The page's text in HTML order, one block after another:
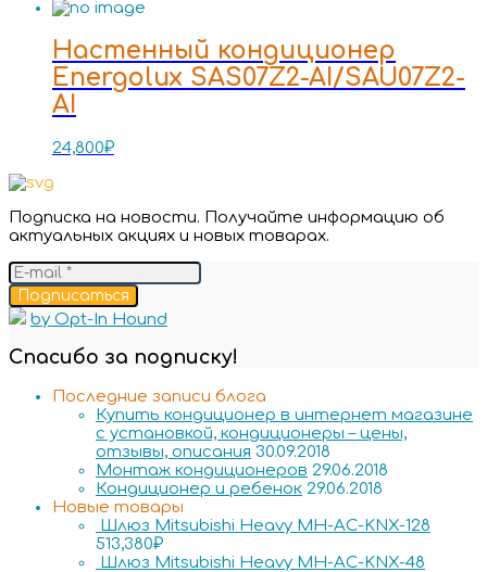
Настенный кондиционер
Energolux SAS07Z2-AI/SAU07Z2-
AI
24,800₽
Подписка на новости. Получайте информацию об
актуальных акциях и новых товарах.
Подписаться
by Opt-In Hound
Спасибо за подписку!
Последние записи блога
Купить кондиционер в интернет магазине
с установкой, кондиционеры – цены,
отзывы, описания 30.09.2018
Монтаж кондиционеров 29.06.2018
Кондиционер и ребенок 29.06.2018
Новые товары
Шлюз Mitsubishi Heavy MH-AC-KNX-128
513,380₽
Шлюз Mitsubishi Heavy MH-AC-KNX-48